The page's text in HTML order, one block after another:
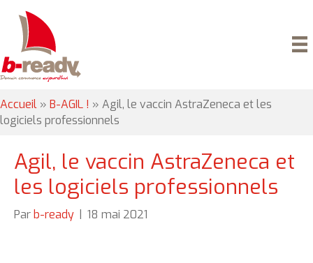
Accueil » B-AGIL ! » Agil, le vaccin AstraZeneca et les
logiciels professionnels
Agil, le vaccin AstraZeneca et
les logiciels professionnels
Par b-ready 18 mai 2021